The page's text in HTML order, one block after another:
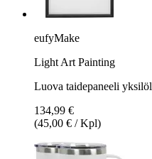
eufyMake
Light Art Painting
Luova taidepaneeli
134,99 €
(45,00 € / Kpl)